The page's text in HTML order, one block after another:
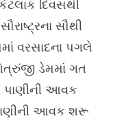
દિવસથી
સૌથી
વરસાદના પગલે
ડેમમાં ગત
પાણીની આવક
આવક શરૂ